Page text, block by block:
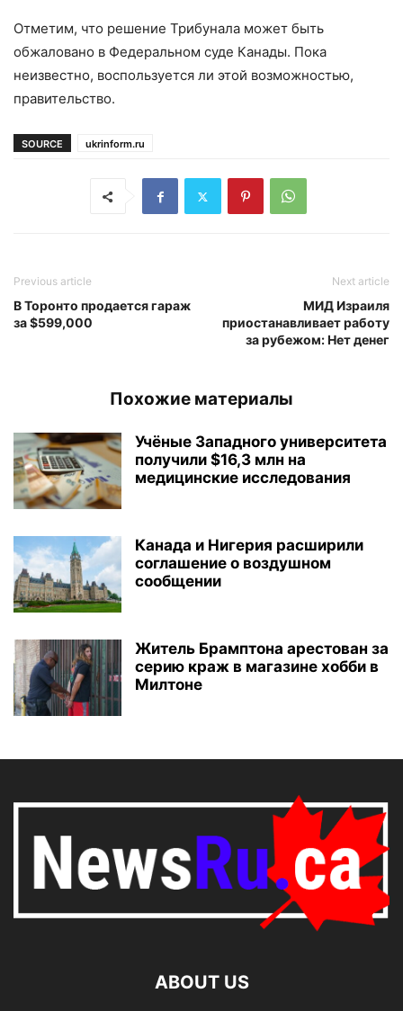
Отметим, что решение Трибунала может быть
обжаловано в Федеральном суде Канады. Пока
неизвестно, воспользуется ли этой возможностью,
правительство.
SOURCE ukrinform.ru
Previous article
В Торонто продается гараж
за $599,000
Next article
МИД Израиля
приостанавливает работу
за рубежом: Нет денег
Похожие материалы
Учёные Западного университета
получили $16,3 млн на
медицинские исследования
Канада и Нигерия расширили
соглашение о воздушном
сообщении
Житель Брамптона арестован за
серию краж в магазине хобби в
Милтоне
ABOUT US